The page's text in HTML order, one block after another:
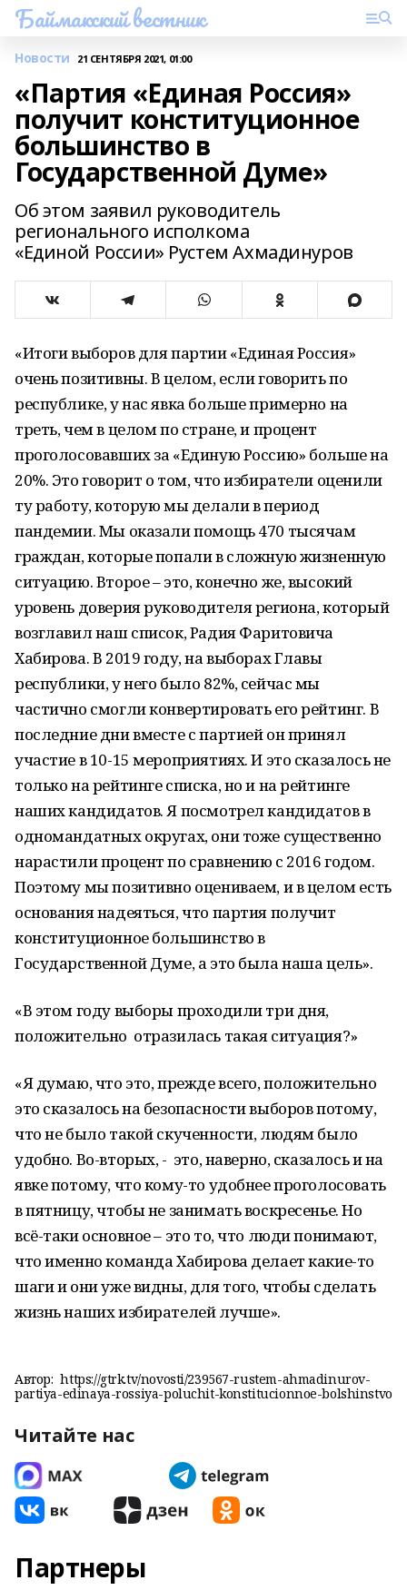
Баймакский вестник
Новости 21 СЕНТЯБРЯ 2021, 01:00
«Партия «Единая Россия»
получит конституционное
большинство в
Государственной Думе»
Об этом заявил руководитель
регионального исполкома
«Единой России» Рустем Ахмадинуров
«Итоги выборов для партии «Единая Россия»
очень позитивны. В целом, если говорить по
республике, у нас явка больше примерно на
треть, чем в целом по стране, и процент
проголосовавших за «Единую Россию» больше на
20%. Это говорит о том, что избиратели оценили
ту работу, которую мы делали в период
пандемии. Мы оказали помощь 470 тысячам
граждан, которые попали в сложную жизненную
ситуацию. Второе – это, конечно же, высокий
уровень доверия руководителя региона, который
возглавил наш список, Радия Фаритовича
Хабирова. В 2019 году, на выборах Главы
республики, у него было 82%, сейчас мы
частично смогли конвертировать его рейтинг. В
последние дни вместе с партией он принял
участие в 10-15 мероприятиях. И это сказалось не
только на рейтинге списка, но и на рейтинге
наших кандидатов. Я посмотрел кандидатов в
одномандатных округах, они тоже существенно
нарастили процент по сравнению с 2016 годом.
Поэтому мы позитивно оцениваем, и в целом есть
основания надеяться, что партия получит
конституционное большинство в
Государственной Думе, а это была наша цель».
«В этом году выборы проходили три дня,
положительно отразилась такая ситуация?»
«Я думаю, что это, прежде всего, положительно
это сказалось на безопасности выборов потому,
что не было такой скученности, людям было
удобно. Во-вторых, - это, наверно, сказалось и на
явке потому, что кому-то удобнее проголосовать
в пятницу, чтобы не занимать воскресенье. Но
всё-таки основное – это то, что люди понимают,
что именно команда Хабирова делает какие-то
шаги и они уже видны, для того, чтобы сделать
жизнь наших избирателей лучше».
Автор: https://gtrk.tv/novosti/239567-rustem-ahmadinurov-
partiya-edinaya-rossiya-poluchit-konstitucionnoe-bolshinstvo
Читайте нас
Партнеры